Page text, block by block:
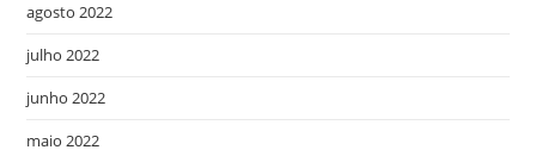
agosto 2022
julho 2022
junho 2022
maio 2022